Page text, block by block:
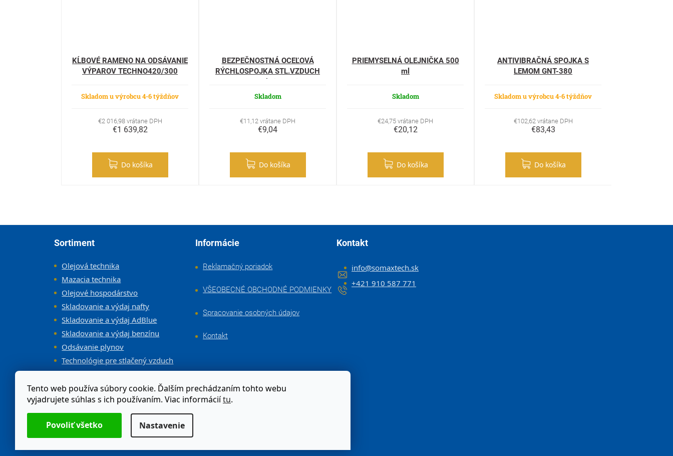
Tento web používa súbory cookie. Ďalším prechádzaním tohto webu
vyjadrujete súhlas s ich používaním. Viac informáciítu.
Nastavenie
KĹBOVÉ RAMENO NA ODSÁVANIE
VÝPAROV TECHNO420/300
Skladom u výrobcu 4-6 týždňov
€2 016,98 vrátane DPH
€1 639,82
Do košíka
BEZPEČNOSTNÁ OCEĽOVÁ
RÝCHLOSPOJKA STL.VZDUCH
3/8"" vonkajší závit
Skladom
€11,12 vrátane DPH
€9,04
Do košíka
PRIEMYSELNÁ OLEJNIČKA 500
ml
Skladom
€24,75 vrátane DPH
€20,12
Do košíka
ANTIVIBRAČNÁ SPOJKA S
LEMOM GNT-380
Skladom u výrobcu 4-6 týždňov
€102,62 vrátane DPH
€83,43
Do košíka
Sortiment
Olejová technika
Mazacia technika
Olejové hospodárstvo
Skladovanie a výdaj nafty
Skladovanie a výdaj AdBlue
Skladovanie a výdaj benzínu
Odsávanie plynov
Technológie pre stlačený vzduch
Vybavenie dielne a servisov
Informácie
Reklamačný poriadok
VŠEOBECNÉ OBCHODNÉ PODMIENKY
Spracovanie osobných údajov
Kontakt
Kontakt
info@somaxtech.sk
+421 910 587 771
Odstúpenie od zmluvy
Moja objednávka